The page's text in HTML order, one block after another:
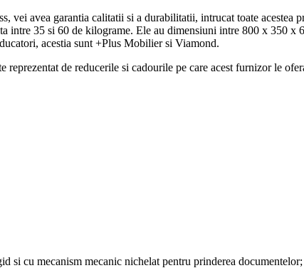
vei avea garantia calitatii si a durabilitatii, intrucat toate
intre 35 si 60 de kilograme. Ele au dimensiuni intre 800 x 350
acestia sunt +Plus Mobilier si Viamond.
de reducerile si cadourile pe care acest furnizor le
cu mecanism mecanic nichelat pentru prinderea documentelor;